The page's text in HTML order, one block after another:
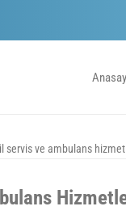
servis ve ambulans